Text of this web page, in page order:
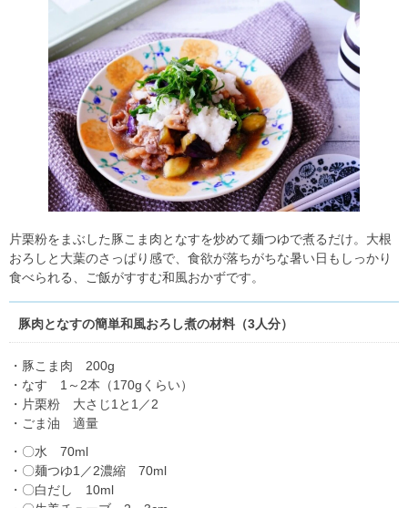
片栗粉をまぶした豚こま肉となすを炒めて麺つゆで煮るだけ。大根
おろしと大葉のさっぱり感で、食欲が落ちがちな暑い日もしっかり
食べられる、ご飯がすすむ和風おかずです。
豚肉となすの簡単和風おろし煮の材料（3人分）
・豚こま肉 200g
・なす 1～2本（170gくらい）
・片栗粉 大さじ1と1／2
・ごま油 適量
・〇水 70ml
・〇麺つゆ1／2濃縮 70ml
・〇白だし 10ml